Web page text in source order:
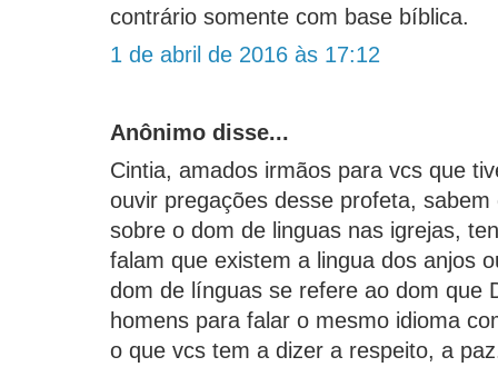
contrário somente com base bíblica.
1 de abril de 2016 às 17:12
Anônimo disse...
Cintia, amados irmãos para vcs que
ouvir pregações desse profeta,
sobre o dom de linguas nas igrejas,
falam que existem a lingua dos anjos
dom de línguas se refere ao dom que
homens para falar o mesmo idioma
o que vcs tem a dizer a respeito, a